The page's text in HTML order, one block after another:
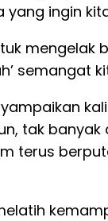
ingin
semangat
tak
terus